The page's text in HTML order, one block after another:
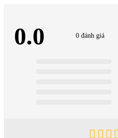
0.0 0 đánh giá